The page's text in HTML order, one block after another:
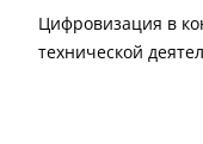
Цифровизация в
технической